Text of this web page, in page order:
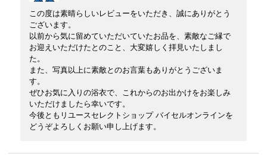
この度は素晴らしいレビューをいただき、誠にありがとう
ございます。
以前から気に留めていただいていたお品を、素敵なご縁で
お迎えいただけたとのこと、大変嬉しく拝見いたしまし
た。
また、写真以上に素敵とのお言葉もありがとうございま
す。
ぜひお気に入りの浴衣で、これからのお出かけをお楽しみ
いただけましたら幸いです。
今後ともリユースセレクトショップ バイセルオンラインを
どうぞよろしくお願い申し上げます。